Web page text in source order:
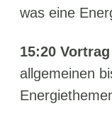
was eine
15:20 Vortrag
allgemeinen